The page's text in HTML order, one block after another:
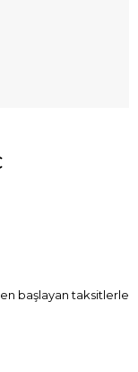
başlayan taksitlerle